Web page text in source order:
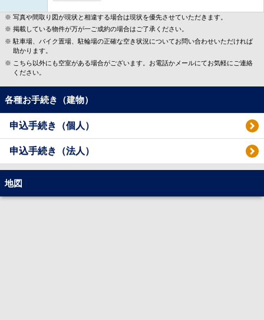
写真や間取り図が現状と相違する場合は現状を優先させていただきます。
掲載している物件が万が一ご成約の場合はご了承ください。
駐車場、バイク置場、駐輪場の正確な空き状況についてお問い合わせいただければ
助かります。
こちら以外にも空室がある場合がございます。お電話かメールにてお気軽にご連絡
ください。
各種お手続き（建物）
申込手続き（個人）
申込手続き（法人）
地図